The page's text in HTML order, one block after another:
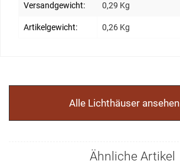
Versandgewicht: 0,29 Kg
Artikelgewicht: 0,26 Kg
Alle Lichthäuser ansehen
Ähnliche Artikel